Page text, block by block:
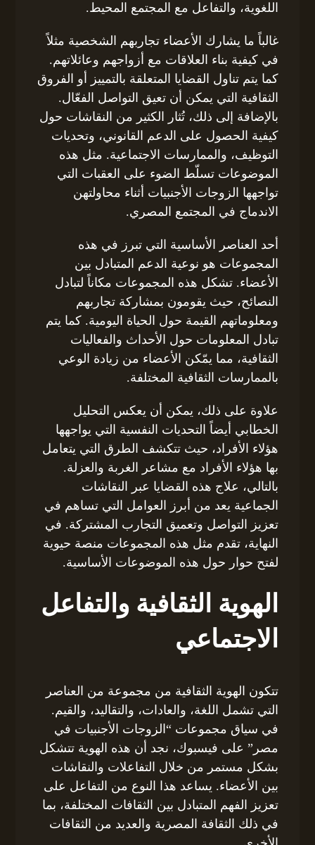
اللغوية، والتفاعل مع المجتمع المحيط.
غالباً ما يشارك الأعضاء تجاربهم الشخصية مثلاً
في كيفية بناء العلاقات مع أزواجهم وعائلاتهم.
كما يتم تناول القضايا المتعلقة بالتمييز أو الفروق
الثقافية التي يمكن أن تعيق التواصل الفعّال.
بالإضافة إلى ذلك، تُثار الكثير من النقاشات حول
كيفية الحصول على الدعم القانوني، وتحديات
التوظيف، والممارسات الاجتماعية. مثل هذه
الموضوعات تسلّط الضوء على العقبات التي
تواجهها الزوجات الأجنبيات أثناء محاولتهن
الاندماج في المجتمع المصري.
أحد العناصر الأساسية التي تبرز في هذه
المجموعات هو نوعية الدعم المتبادل بين
الأعضاء. تشكل هذه المجموعات مكاناً لتبادل
النصائح، حيث يقومون بمشاركة تجاربهم
ومعلوماتهم القيمة حول الحياة اليومية. كما يتم
تبادل المعلومات حول الأحداث والفعاليات
الثقافية، مما يمّكن الأعضاء من زيادة الوعي
بالممارسات الثقافية المختلفة.
علاوة على ذلك، يمكن أن يعكس التحليل
الخطابي أيضاً التحديات النفسية التي يواجهها
هؤلاء الأفراد، حيث تتكشف الطرق التي يتعامل
بها هؤلاء الأفراد مع مشاعر الغربة والعزلة.
بالتالي، علاج هذه القضايا عبر النقاشات
الجماعية يعد من أبرز العوامل التي تساهم في
تعزيز التواصل وتعميق التجارب المشتركة. في
النهاية، تقدم مثل هذه المجموعات منصة حيوية
لفتح حوار حول هذه الموضوعات الأساسية.
الهوية الثقافية والتفاعل
الاجتماعي
تتكون الهوية الثقافية من مجموعة من العناصر
التي تشمل اللغة، والعادات، والتقاليد، والقيم.
في سياق مجموعات “الزوجات الأجنبيات في
مصر” على فيسبوك، نجد أن هذه الهوية تتشكل
بشكل مستمر من خلال التفاعلات والنقاشات
بين الأعضاء. يساعد هذا النوع من التفاعل على
تعزيز الفهم المتبادل بين الثقافات المختلفة، بما
في ذلك الثقافة المصرية والعديد من الثقافات